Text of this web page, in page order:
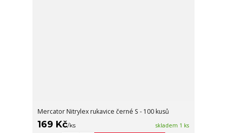
Mercator Nitrylex rukavice černé S - 100 kusů
169 Kč/ks skladem 1 ks